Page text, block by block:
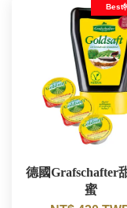
Best
德國Grafschafter
蜜